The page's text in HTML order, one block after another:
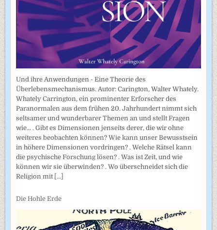
Und ihre Anwendungen - Eine Theorie des
Überlebensmechanismus. Autor: Carington, Walter Whately.
Whately Carrington, ein prominenter Erforscher des
Paranormalen aus dem frühen 20. Jahrhundert nimmt sich
seltsamer und wunderbarer Themen an und stellt Fragen
wie... . Gibt es Dimensionen jenseits derer, die wir ohne
weiteres beobachten können? Wie kann unser Bewusstsein
in höhere Dimensionen vordringen? . Welche Rätsel kann
die psychische Forschung lösen? . Was ist Zeit, und wie
können wir sie überwinden? . Wo überschneidet sich die
Religion mit [...]
Die Hohle Erde